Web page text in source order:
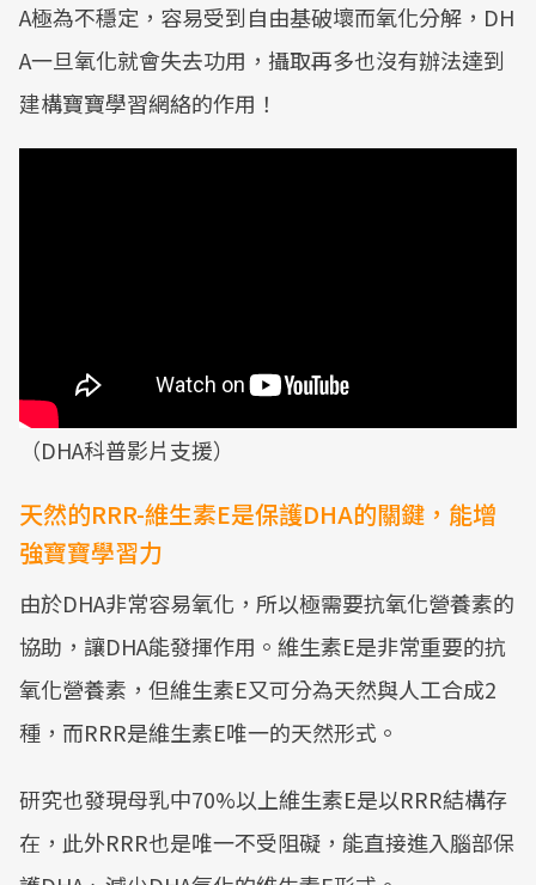
A極為不穩定，容易受到自由基破壞而氧化分解，DH
A一旦氧化就會失去功用，攝取再多也沒有辦法達到
建構寶寶學習網絡的作用！
（DHA科普影片支援）
天然的RRR-維生素E是保護DHA的關鍵，能增
強寶寶學習力
由於DHA非常容易氧化，所以極需要抗氧化營養素的
協助，讓DHA能發揮作用。維生素E是非常重要的抗
氧化營養素，但維生素E又可分為天然與人工合成2
種，而RRR是維生素E唯一的天然形式。
研究也發現母乳中70%以上維生素E是以RRR結構存
在，此外RRR也是唯一不受阻礙，能直接進入腦部保